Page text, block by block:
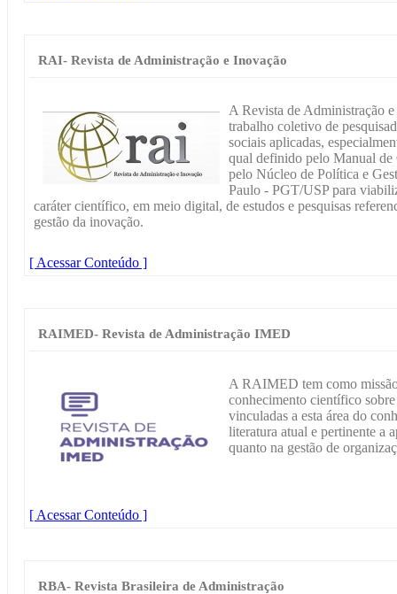
RAI- Revista de Administração e Inovação
A Revista de Administração
trabalho coletivo de
sociais aplicadas,
qual definido pelo Manual
pelo Núcleo de Política e
Paulo - PGT/USP para
caráter científico, em meio digital, de estudos e pesquisas
gestão da inovação.
[ Acessar Conteúdo ]
RAIMED- Revista de Administração IMED
A RAIMED tem como
conhecimento científico
vinculadas a esta área do
literatura atual e pertinente a
quanto na gestão de
[ Acessar Conteúdo ]
RBA- Revista Brasileira de Administração